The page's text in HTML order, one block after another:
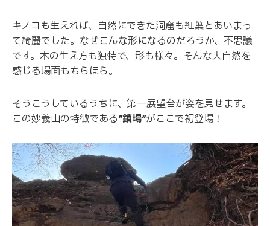
キノコも生えれば、自然にできた洞窟も紅葉とあいまっ
て綺麗でした。なぜこんな形になるのだろうか、不思議
です。木の生え方も独特で、形も様々。そんな大自然を
感じる場面もちらほら。
そうこうしているうちに、第一展望台が姿を見せます。
この妙義山の特徴である”鎖場”がここで初登場！